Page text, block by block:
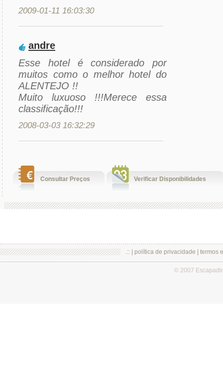
2009-01-11 16:03:30
andre
Esse hotel é considerado por
muitos como o melhor hotel do
ALENTEJO !!
Muito luxuoso !!!Merece essa
classificação!!!
2008-03-03 16:32:29
Consultar Preços Verificar Disponibilidades
.:: | política de privacidade termos
© 2007